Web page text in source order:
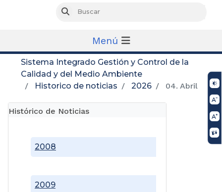
Buscar
Menú
Sistema Integrado Gestión y Control de la
Calidad y del Medio Ambiente
Historico de noticias
2026 04. Abril
Histórico de Noticias
2008
2009